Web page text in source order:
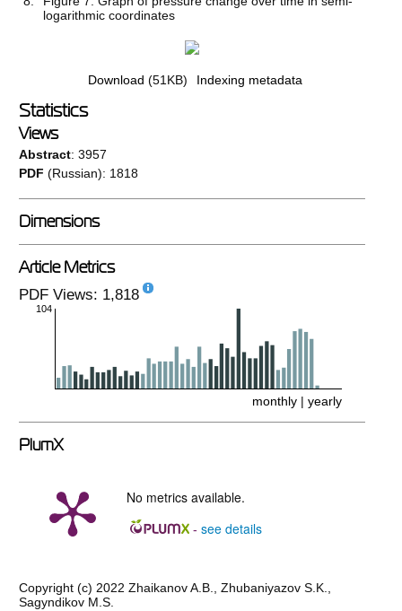
logarithmic coordinates
Download (51KB) Indexing metadata
Statistics
Views
Abstract: 3957
PDF (Russian): 1818
Dimensions
Article Metrics
PDF Views: 1,818
104
monthly |yearly
PlumX
No metrics available.
- see details
Copyright (c) 2022 Zhaikanov A.B., Zhubaniyazov S.K.,
Sagyndikov M.S.